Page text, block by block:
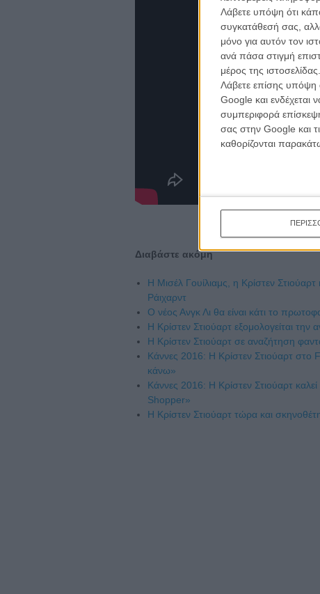
Λάβετε υπόψη ότι
συγκατάθεσή σας,
μόνο για αυτόν τον
ανά πάσα στιγμή
μέρος της ιστοσελίδας.
Λάβετε επίσης υπόψη
Google και ενδέχεται
συμπεριφορά
σας στην Google και
καθορίζονται
Διαβάστε ακόμη
H Μισέλ Γουίλιαμς, η Κρίστεν
Ράιχαρντ
Ο νέος Ανγκ Λι θα είναι κάτι το
Η Κρίστεν Στιούαρτ εξομολογείται
Η Κρίστεν Στιούαρτ σε αναζήτηση
Κάννες 2016: Η Κρίστεν Στιούαρτ στο
κάνω»
Κάννες 2016: Η Κρίστεν Στιούαρτ
Shopper»
Η Κρίστεν Στιούαρτ τώρα και